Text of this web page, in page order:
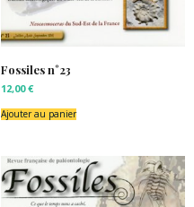
Fossiles n°23
12,00€
Ajouter au panier